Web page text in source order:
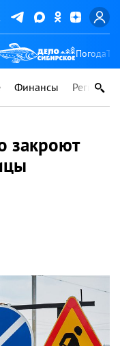
Погода
Финансы Регионы
закроют